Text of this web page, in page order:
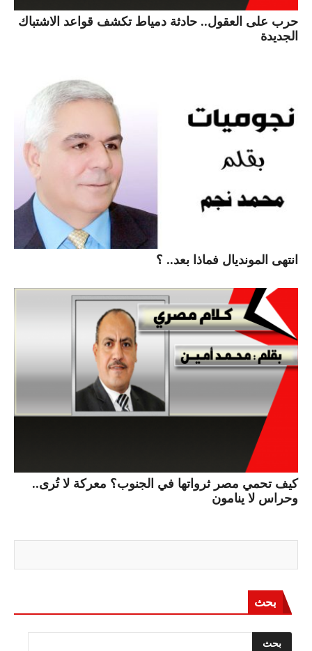
حرب على العقول.. حادثة دمياط تكشف قواعد الاشتباك
الجديدة
انتهى المونديال فماذا بعد.. ؟
كيف تحمي مصر ثرواتها في الجنوب؟ معركة لا تُرى..
وحراس لا ينامون
بحث